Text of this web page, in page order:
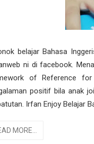
belajar Bahasa
ni di facebook.
of Reference for
positif bila anak
Irfan Enjoy Belajar
MORE...